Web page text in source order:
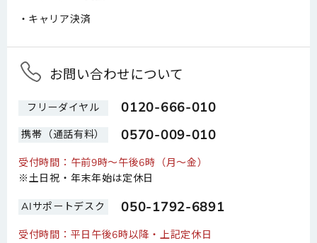
キャリア決済
お問い合わせについて
フリーダイヤル 0120-666-010
携帯（通話有料） 0570-009-010
受付時間：午前9時～午後6時（月～金）
※土日祝・年末年始は定休日
AIサポートデスク 050-1792-6891
受付時間：平日午後6時以降・上記定休日